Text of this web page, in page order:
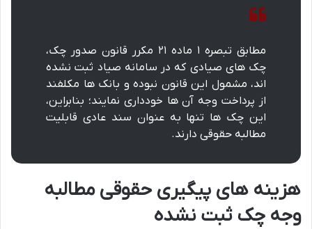
مطابق تبصره ۱ ماده ۲۱ مکرر قانون صدور چک،
چک های صیادی که در سامانه صیاد ثبت نشده
اند، مشمول این قانون نبوده و بانک ها مکلفند
از پرداخت وجه آن ها خودداری نمایند؛ بنابراین،
این چک ها تنها به عنوان سند عادی قابلیت
مطالبه حقوقی دارند.
هزینه های پیگیری حقوقی مطالبه
وجه چک ثبت نشده